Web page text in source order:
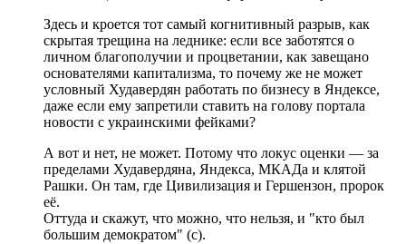
Здесь и кроется тот самый когнитивный разрыв, как
скрытая трещина на леднике: если все заботятся о
личном благополучии и процветании, как завещано
основателями капитализма, то почему же не может
условный Худавердян работать по бизнесу в Яндексе,
даже если ему запретили ставить на голову портала
новости с украинскими фейками?
А вот и нет, не может. Потому что локус оценки — за
пределами Худавердяна, Яндекса, МКАДа и клятой
Рашки. Он там, где Цивилизация и Гершензон, пророк
её.
Оттуда и скажут, что можно, что нельзя, и "кто был
большим демократом" (с).